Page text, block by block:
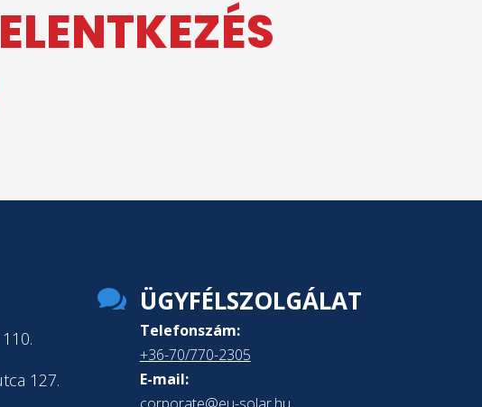
127.
 ÜGYFÉLSZOLGÁLAT
Telefonszám:
+36-70/770-2305
E-mail:
corporate@eu-solar.hu